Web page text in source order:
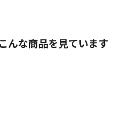
んな商品を見ています